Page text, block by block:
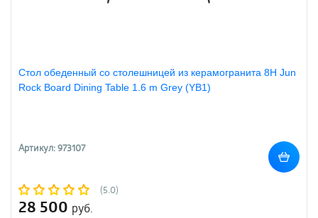
Стол обеденный со столешницей из керамогранита 8H Jun
Rock Board Dining Table 1.6 m Grey (YB1)
Артикул: 973107
(5.0)
28 500 руб.